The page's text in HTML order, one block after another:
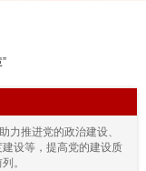
力推进党的政治建设、
设等，提高党的建设质
。